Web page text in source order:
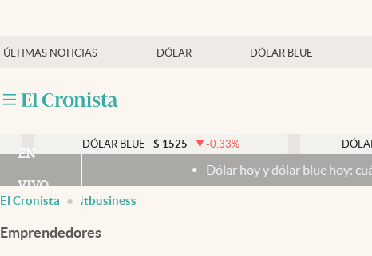
ÚLTIMAS NOTICIAS DÓLAR DÓLAR BLUE
Mercados Online
Otras secciones
Infotechnology
Clase
DÓLAR BLUE $ 1525 -0.33 % DÓLAR
EN
VIVO
Dólar hoy y dólar blue hoy: cuál es la
El Cronista Itbusiness
Emprendedores